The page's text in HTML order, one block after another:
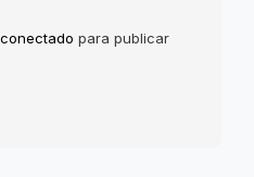
conectado para publicar